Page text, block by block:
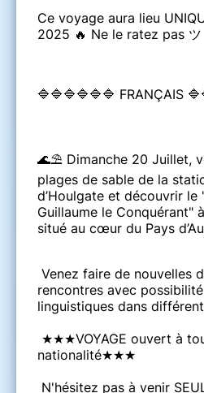
Ce voyage aura lieu
2025 🔥 Ne le ratez pas ツ
🔷🔷🔷🔷🔷🔷 FRANÇAIS
🌊⛱ Dimanche 20 Juillet,
plages de sable de la
d’Houlgate et découvrir le
Guillaume le Conquérant"
situé au cœur du Pays
Venez faire de nouvelles
rencontres avec
linguistiques dans
★★★VOYAGE ouvert à
nationalité★★★
N'hésitez pas à venir